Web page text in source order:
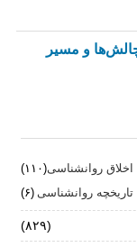
و مسیر
قدرت می‌آورد
اخلاق روانشناسی(۱۱۰)
تاریخچه روانشناسی (۶)
(۸۲۹)